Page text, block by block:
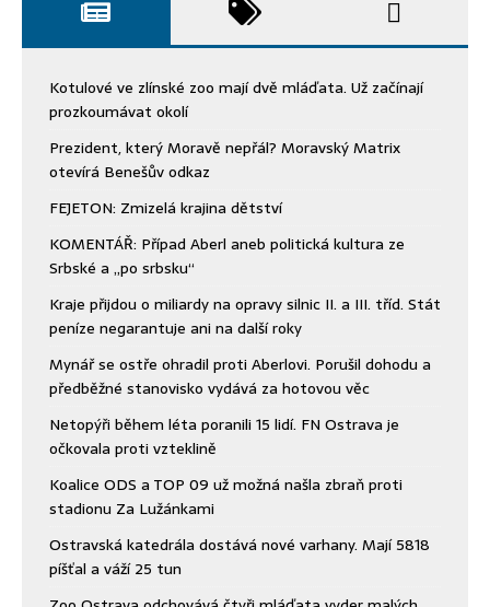
Kotulové ve zlínské zoo mají dvě mláďata. Už začínají
prozkoumávat okolí
Prezident, který Moravě nepřál? Moravský Matrix
otevírá Benešův odkaz
FEJETON: Zmizelá krajina dětství
KOMENTÁŘ: Případ Aberl aneb politická kultura ze
Srbské a „po srbsku“
Kraje přijdou o miliardy na opravy silnic II. a III. tříd. Stát
peníze negarantuje ani na další roky
Mynář se ostře ohradil proti Aberlovi. Porušil dohodu a
předběžné stanovisko vydává za hotovou věc
Netopýři během léta poranili 15 lidí. FN Ostrava je
očkovala proti vzteklině
Koalice ODS a TOP 09 už možná našla zbraň proti
stadionu Za Lužánkami
Ostravská katedrála dostává nové varhany. Mají 5818
píšťal a váží 25 tun